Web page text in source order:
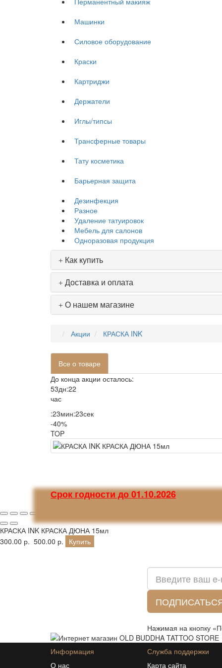
Машинки
Силовое оборудование
Краски
Картриджи
Держатели
Иглы/типсы
Трансферные товары
Тату косметика
Барьерная защита
Дезинфекция
Разное
Удаление татуировок
Мебель для салонов
Одноразовая продукция
Как купить
Доставка и оплата
О нашем магазине
Акции КРАСКА INK
Все о товаре
До конца акции осталось:
53дн:22
час
:23мин:23сек
-40%
TOP
Срок годности до 01.10.2026
КРАСКА INK КРАСКА ДЮНА 15мл
300.00 р. 500.00 р. Купить
Нажимая на кнопку
Информация
О нас
Служба поддержки
Карта сайта